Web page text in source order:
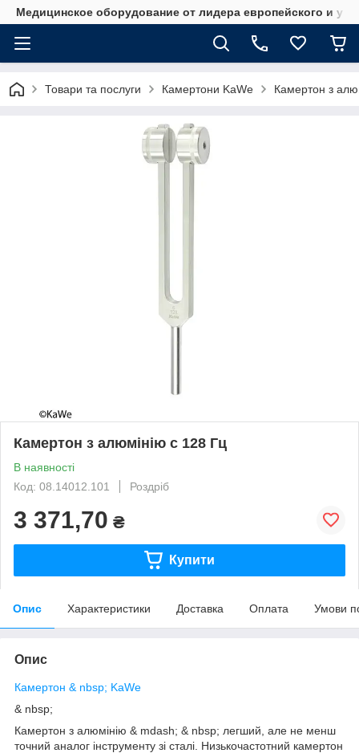
Медицинское оборудование от лидера европейского и
Товари та послуги Камертони KaWe Камертон з
Камертон з алюмінію c 128 Гц
В наявності
Код: 08.14012.101
Роздріб
3 371,70 ₴
Купити
Опис Характеристики Доставка Оплата Умови
Опис
Камертон & nbsp; KaWe
& nbsp;
Камертон з алюмінію & mdash; & nbsp; легший, але не менш
точний аналог інструменту зі сталі. Низькочастотний камертон